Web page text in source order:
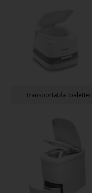
Transportabla toaletter